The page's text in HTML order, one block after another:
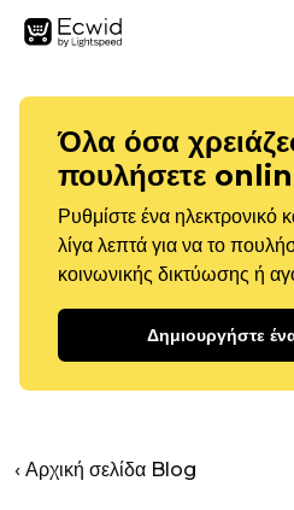
Όλα όσα
πουλήσετε
Ρυθμίστε ένα ηλεκτρονικό
λίγα λεπτά για να το
κοινωνικής δικτύωσης ή
Δημιουργήστε
‹ Αρχική σελίδα Blog